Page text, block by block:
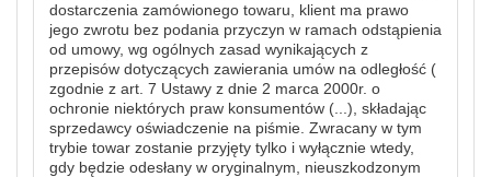
dostarczenia zamówionego towaru, klient ma prawo
jego zwrotu bez podania przyczyn w ramach odstąpienia
od umowy, wg ogólnych zasad wynikających z
przepisów dotyczących zawierania umów na odległość (
zgodnie z art. 7 Ustawy z dnie 2 marca 2000r. o
ochronie niektórych praw konsumentów (...), składając
sprzedawcy oświadczenie na piśmie. Zwracany w tym
trybie towar zostanie przyjęty tylko i wyłącznie wtedy,
gdy będzie odesłany w oryginalnym, nieuszkodzonym